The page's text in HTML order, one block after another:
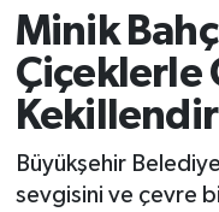
Minik
Çiçeklerle
Büyükşehir
sevgisini ve çevre